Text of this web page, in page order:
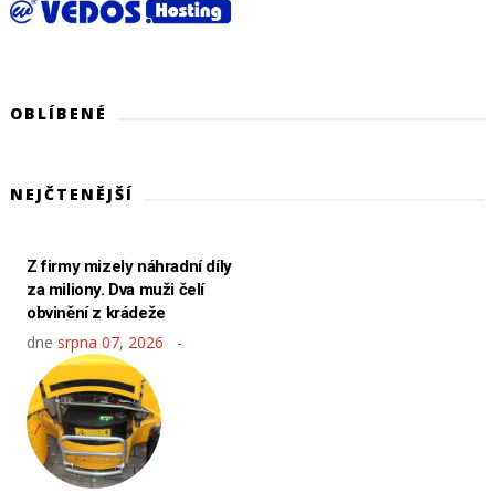
OBLÍBENÉ
NEJČTENĚJŠÍ
Z firmy mizely náhradní díly
za miliony. Dva muži čelí
obvinění z krádeže
dne srpna 07, 2026